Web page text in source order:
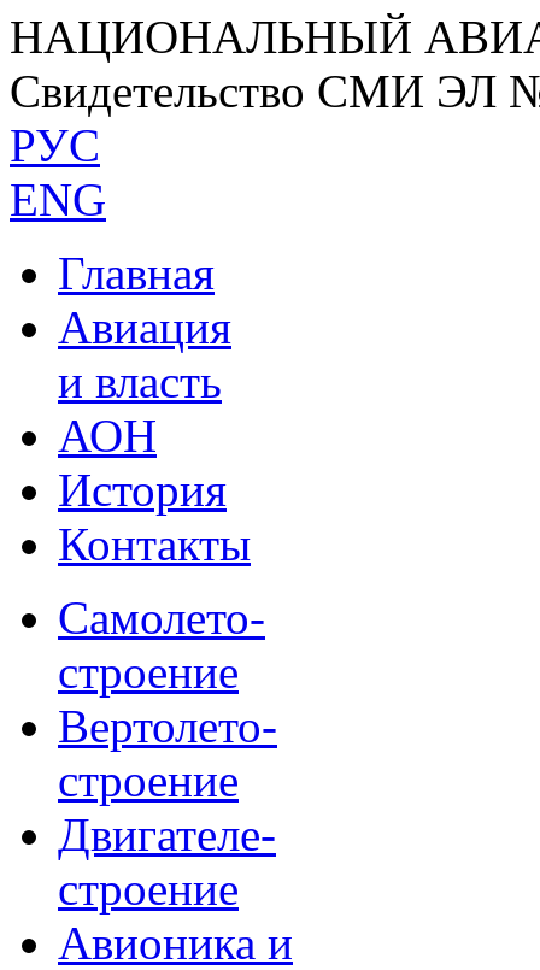
НАЦИОНАЛЬНЫЙ
Свидетельство СМИ ЭЛ
РУС
ENG
Главная
Авиация
и власть
АОН
История
Контакты
Самолето-
строение
Вертолето-
строение
Двигателе-
строение
Авионика и